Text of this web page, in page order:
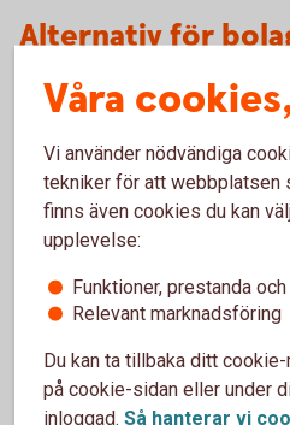
Alternativ för
skilsmässa
köper ut din make eller maka,
banklån för att klara av det. Ett
eller maken får aktier i bolaget
Ett tredje alternativ är att
annat av värde som ni äger
exempel vara den
värde.
Våra
Vi använder nödvändiga
tekniker för att webbplatsen
finns även cookies du kan
upplevelse:
Funktioner, prestanda
Relevant marknadsföring
Du kan ta tillbaka ditt
på cookie-sidan eller under
inloggad. Så hanterar vi